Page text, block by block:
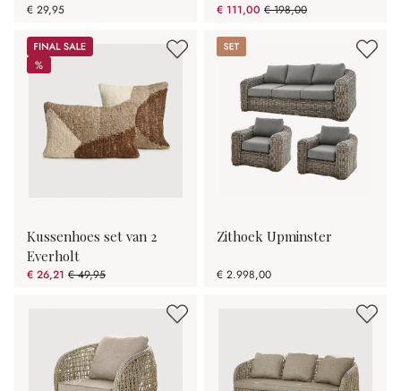
€ 29,95 € 111,00 € 198,00
(43.94% gespart)
Sale
%
%
Kussenhoes set van 2
Everholt
€ 26,21 € 49,95
(47.53% gespart)
Set
Zithoek Upminster
€ 2.998,00